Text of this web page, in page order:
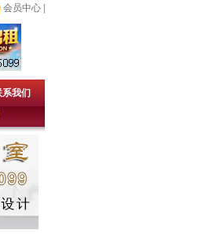
会员中心
系我们
员的审核成为免费的企业会员。——上杭人才